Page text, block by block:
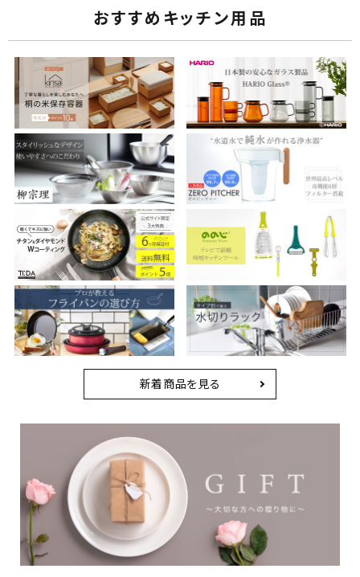
おすすめキッチン用品
新着商品を見る